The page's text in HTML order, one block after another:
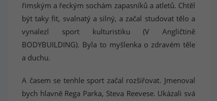
řimským a řeckým sochám zapasníků a atletů. Chtěl
být taky fit, svalnatý a silný, a začal studovat tělo a
vynalezl sport kulturistiku (V Angličtině
BODYBUILDING). Byla to myšlenka o zdravém těle
a duchu.
A časem se tenhle sport začal rozšiřovat. Jmenoval
bych hlavně Rega Parka, Steva Reevese. Ukázali svá